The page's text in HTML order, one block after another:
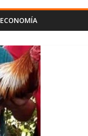
ECONOMÍA